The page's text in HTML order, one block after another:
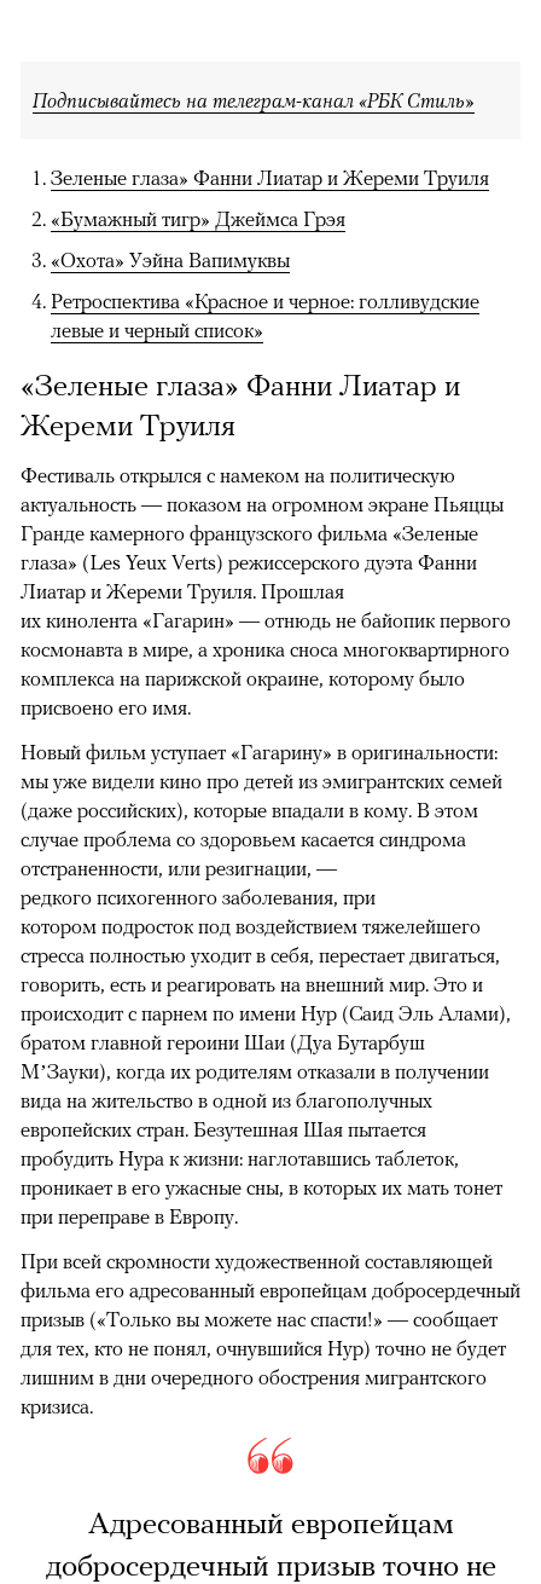
Подписывайтесь на телеграм-канал «РБК Стиль»
Зеленые глаза» Фанни Лиатар и Жереми Труиля
«Бумажный тигр» Джеймса Грэя
«Охота» Уэйна Вапимуквы
Ретроспектива «Красное и черное: голливудские
левые и черный список»
«Зеленые глаза» Фанни Лиатар и
Жереми Труиля
Фестиваль открылся с намеком на политическую
актуальность — показом на огромном экране Пьяццы
Гранде камерного французского фильма «Зеленые
глаза» (Les Yeux Verts) режиссерского дуэта Фанни
Лиатар и Жереми Труиля. Прошлая
их кинолента «Гагарин» — отнюдь не байопик первого
космонавта в мире, а хроника сноса многоквартирного
комплекса на парижской окраине, которому было
присвоено его имя.
Новый фильм уступает «Гагарину» в оригинальности:
мы уже видели кино про детей из эмигрантских семей
(даже российских), которые впадали в кому. В этом
случае проблема со здоровьем касается синдрома
отстраненности, или резигнации, —
редкого психогенного заболевания, при
котором подросток под воздействием тяжелейшего
стресса полностью уходит в себя, перестает двигаться,
говорить, есть и реагировать на внешний мир. Это и
происходит с парнем по имени Нур (Саид Эль Алами),
братом главной героини Шаи (Дуа Бутарбуш
М’Зауки), когда их родителям отказали в получении
вида на жительство в одной из благополучных
европейских стран. Безутешная Шая пытается
пробудить Нура к жизни: наглотавшись таблеток,
проникает в его ужасные сны, в которых их мать тонет
при переправе в Европу.
При всей скромности художественной составляющей
фильма его адресованный европейцам добросердечный
призыв («Только вы можете нас спасти!» — сообщает
для тех, кто не понял, очнувшийся Нур) точно не будет
лишним в дни очередного обострения мигрантского
кризиса.
Адресованный европейцам
добросердечный призыв точно не